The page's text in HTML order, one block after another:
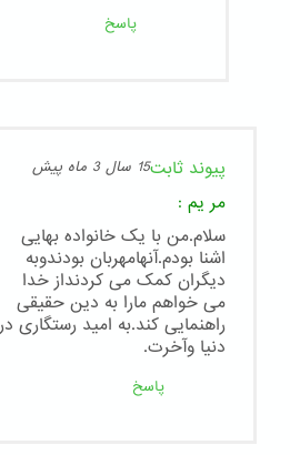
پاسخ
پیوند ثابت15 سال 3 ماه پیش
مر یم :
سلام.من با یک خانواده بهایی
اشنا بودم.آنهامهربان بودندوبه
دیگران کمک می کردنداز خدا
می خواهم مارا به دین حقیقی
راهنمایی کند.به امید رستگاری در
دنیا وآخرت.
پاسخ